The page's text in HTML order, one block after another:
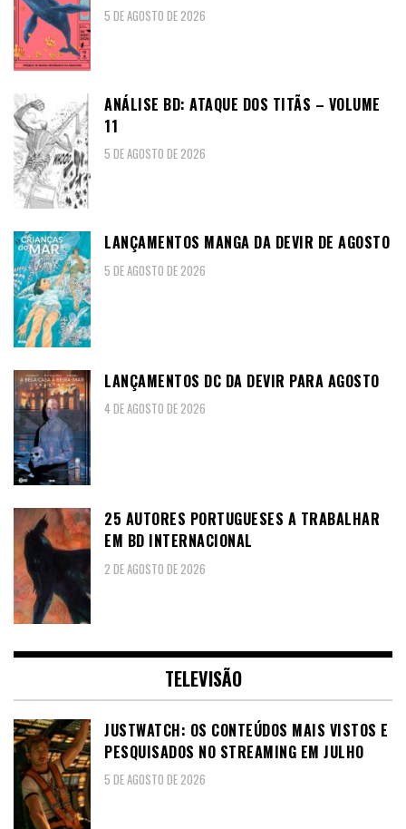
5 DE AGOSTO DE 2026
ANÁLISE BD: ATAQUE DOS TITÃS – VOLUME
11
5 DE AGOSTO DE 2026
LANÇAMENTOS MANGA DA DEVIR DE AGOSTO
5 DE AGOSTO DE 2026
LANÇAMENTOS DC DA DEVIR PARA AGOSTO
4 DE AGOSTO DE 2026
25 AUTORES PORTUGUESES A TRABALHAR
EM BD INTERNACIONAL
2 DE AGOSTO DE 2026
TELEVISÃO
JUSTWATCH: OS CONTEÚDOS MAIS VISTOS E
PESQUISADOS NO STREAMING EM JULHO
5 DE AGOSTO DE 2026